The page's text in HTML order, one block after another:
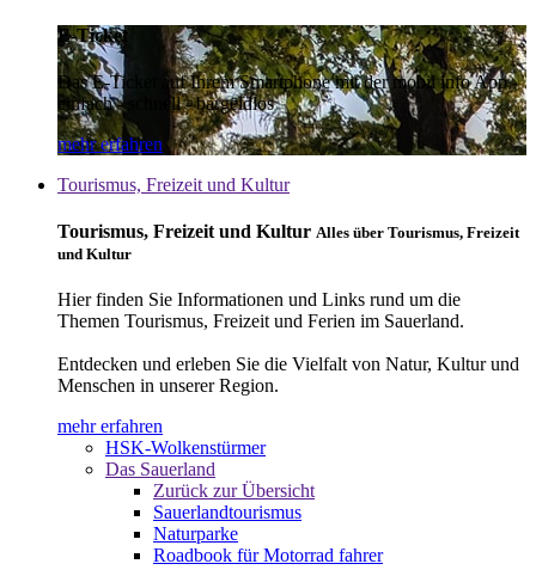
E-Ticket
Das E-Ticket auf Ihrem Smartphone mit der mobil info App -
einfach - schnell - bargeldlos
mehr erfahren
Tourismus, Freizeit und Kultur
Tourismus, Freizeit und Kultur Alles über Tourismus, Freizeit
und Kultur
Hier finden Sie Informationen und Links rund um die
Themen Tourismus, Freizeit und Ferien im Sauerland.
Entdecken und erleben Sie die Vielfalt von Natur, Kultur und
Menschen in unserer Region.
mehr erfahren
HSK-Wolkenstürmer
Das Sauerland
Zurück zur Übersicht
Sauerlandtourismus
Naturparke
Roadbook für Motorrad fahrer